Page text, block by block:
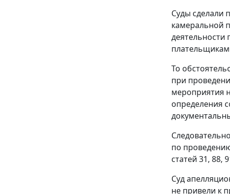
Суды сделали
камеральной
деятельности
То
при
мероприятия
определения
по
статей 31, 88,
Суд
не привели к